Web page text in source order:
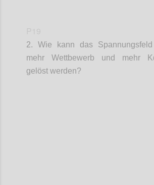
2. Wie kann das
mehr Wettbewerb und mehr
gelöst werden?